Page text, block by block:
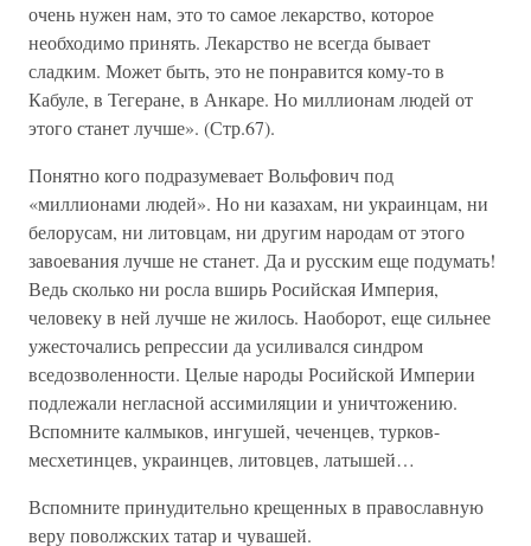
очень нужен нам, это то самое лекарство, которое
необходимо принять. Лекарство не всегда бывает
сладким. Может быть, это не понравится кому-то в
Кабуле, в Тегеране, в Анкаре. Но миллионам людей от
этого станет лучше». (Стр.67).
Понятно кого подразумевает Вольфович под
«миллионами людей». Но ни казахам, ни украинцам, ни
белорусам, ни литовцам, ни другим народам от этого
завоевания лучше не станет. Да и русским еще подумать!
Ведь сколько ни росла вширь Росийская Империя,
человеку в ней лучше не жилось. Наоборот, еще сильнее
ужесточались репрессии да усиливался синдром
вседозволенности. Целые народы Росийской Империи
подлежали негласной ассимиляции и уничтожению.
Вспомните калмыков, ингушей, чеченцев, турков-
месхетинцев, украинцев, литовцев, латышей…
Вспомните принудительно крещенных в православную
веру поволжских татар и чувашей.